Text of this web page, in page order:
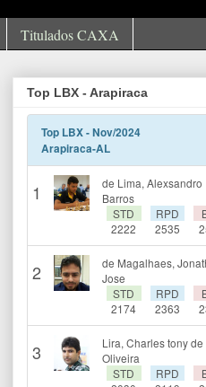
Titulados CAXA
Top LBX - Arapiraca